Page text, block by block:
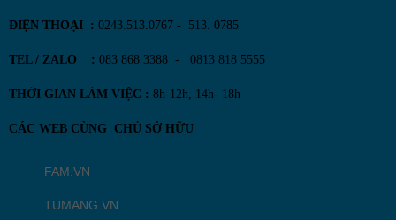
ĐIỆN THOẠI : 0243.513.0767 - 513. 0785
TEL / ZALO : 083 868 3388 - 0813 818 5555
THỜI GIAN LÀM VIỆC : 8h-12h, 14h- 18h
CÁC WEB CÙNG CHỦ SỞ HỮU
FAM.VN
TUMANG.VN